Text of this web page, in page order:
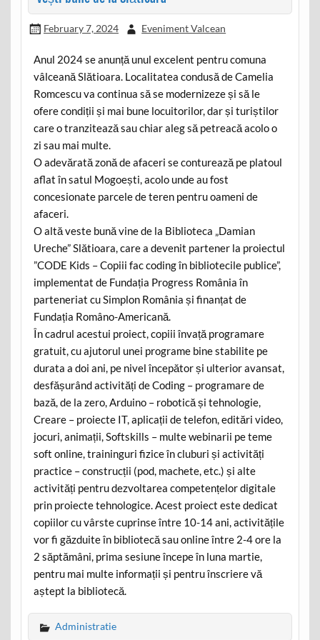
February 7, 2024 Eveniment Valcean
Anul 2024 se anunță unul excelent pentru comuna
vâlceană Slătioara. Localitatea condusă de Camelia
Romcescu va continua să se modernizeze și să le
ofere condiții și mai bune locuitorilor, dar și turiștilor
care o tranzitează sau chiar aleg să petreacă acolo o
zi sau mai multe.
O adevărată zonă de afaceri se conturează pe platoul
aflat în satul Mogoești, acolo unde au fost
concesionate parcele de teren pentru oameni de
afaceri.
O altă veste bună vine de la Biblioteca „Damian
Ureche” Slătioara, care a devenit partener la proiectul
”CODE Kids – Copiii fac coding în bibliotecile publice”,
implementat de Fundația Progress România în
parteneriat cu Simplon România și finanțat de
Fundația Româno-Americană.
În cadrul acestui proiect, copiii învață programare
gratuit, cu ajutorul unei programe bine stabilite pe
durata a doi ani, pe nivel începător și ulterior avansat,
desfășurând activități de Coding – programare de
bază, de la zero, Arduino – robotică și tehnologie,
Creare – proiecte IT, aplicații de telefon, editări video,
jocuri, animații, Softskills – multe webinarii pe teme
soft online, traininguri fizice în cluburi și activități
practice – construcții (pod, machete, etc.) și alte
activități pentru dezvoltarea competențelor digitale
prin proiecte tehnologice. Acest proiect este dedicat
copiilor cu vârste cuprinse între 10-14 ani, activitățile
vor fi găzduite în bibliotecă sau online între 2-4 ore la
2 săptămâni, prima sesiune începe în luna martie,
pentru mai multe informații și pentru înscriere vă
aștept la bibliotecă.
Administratie